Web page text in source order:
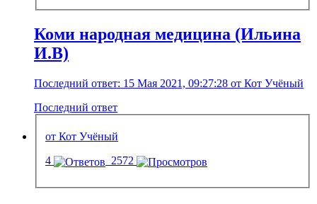
Коми народная медицина (Ильина
И.В)
Последний ответ: 15 Мая 2021, 09:27:28 от Кот Учёный
Последний ответ
от Кот Учёный
4
2572